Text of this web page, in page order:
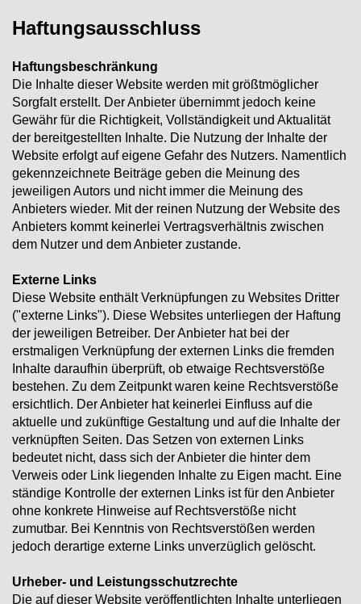
Haftungsausschluss
Haftungsbeschränkung
Die Inhalte dieser Website werden mit größtmöglicher
Sorgfalt erstellt. Der Anbieter übernimmt jedoch keine
Gewähr für die Richtigkeit, Vollständigkeit und Aktualität
der bereitgestellten Inhalte. Die Nutzung der Inhalte der
Website erfolgt auf eigene Gefahr des Nutzers. Namentlich
gekennzeichnete Beiträge geben die Meinung des
jeweiligen Autors und nicht immer die Meinung des
Anbieters wieder. Mit der reinen Nutzung der Website des
Anbieters kommt keinerlei Vertragsverhältnis zwischen
dem Nutzer und dem Anbieter zustande.
Externe Links
Diese Website enthält Verknüpfungen zu Websites Dritter
("externe Links"). Diese Websites unterliegen der Haftung
der jeweiligen Betreiber. Der Anbieter hat bei der
erstmaligen Verknüpfung der externen Links die fremden
Inhalte daraufhin überprüft, ob etwaige Rechtsverstöße
bestehen. Zu dem Zeitpunkt waren keine Rechtsverstöße
ersichtlich. Der Anbieter hat keinerlei Einfluss auf die
aktuelle und zukünftige Gestaltung und auf die Inhalte der
verknüpften Seiten. Das Setzen von externen Links
bedeutet nicht, dass sich der Anbieter die hinter dem
Verweis oder Link liegenden Inhalte zu Eigen macht. Eine
ständige Kontrolle der externen Links ist für den Anbieter
ohne konkrete Hinweise auf Rechtsverstöße nicht
zumutbar. Bei Kenntnis von Rechtsverstößen werden
jedoch derartige externe Links unverzüglich gelöscht.
Urheber- und Leistungsschutzrechte
Die auf dieser Website veröffentlichten Inhalte unterliegen